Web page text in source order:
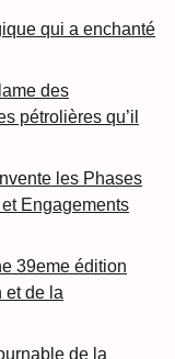
qui a enchanté
des
pétrolières qu’il
les Phases
Engagements
39eme édition
et de la
de la